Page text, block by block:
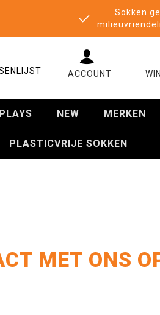
Sokken
NEW MERKEN
PLASTICVRIJE SOKKEN
MET ONS